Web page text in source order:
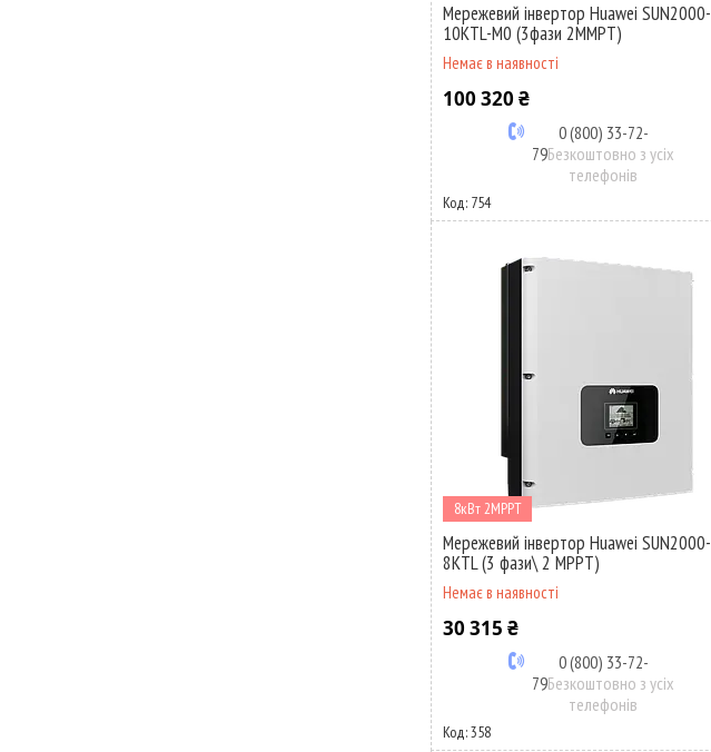
Мережевий інвертор Huawei SUN2000-
10KTL-M0 (3фази 2MMPT)
Немає в наявності
100 320 ₴
0 (800) 33-72-
79Безкоштовно з усіх
телефонів
754
8кВт 2MPPT
Мережевий інвертор Huawei SUN2000-
8KTL (3 фази\ 2 MPPT)
Немає в наявності
30 315 ₴
0 (800) 33-72-
79Безкоштовно з усіх
телефонів
358